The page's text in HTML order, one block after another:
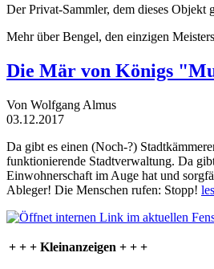
Der Privat-Sammler, dem dieses Objekt
Mehr über Bengel, den einzigen
Die Mär von Königs
Von Wolfgang Almus
03.12.2017
Da gibt es einen (Noch-?)
funktionierende Stadtverwaltung. Da
Einwohnerschaft im Auge hat und
Ableger! Die Menschen rufen: Stopp!
+ + + Kleinanzeigen + + +